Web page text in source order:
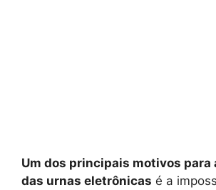
Um dos principais motivos para
das urnas eletrônicas é a